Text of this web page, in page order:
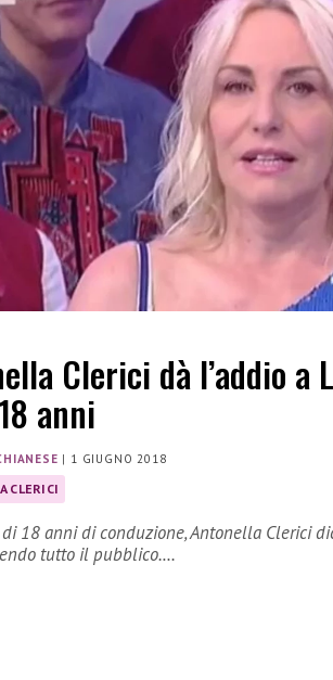
Clerici dà l’addio a
anni
| 1 GIUGNO 2018
CLERICI
18 anni di conduzione, Antonella Clerici
tutto il pubblico.…